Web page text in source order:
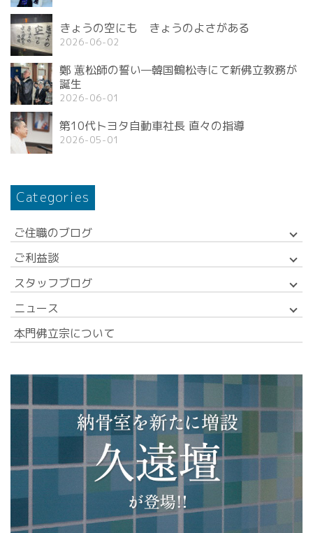
きょうの空にも きょうのよさがある
2026-06-02
鄭 蕙松師の誓い—韓国鶴松寺にて新佛立教務が
誕生
2026-06-01
第10代トヨタ自動車社長 直々の指導
2026-05-01
Categories
ご住職のブログ
ご利益談
スタッフブログ
ニュース
本門佛立宗について